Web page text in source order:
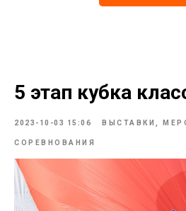
5 этап кубка
2023-10-03 15:06 ВЫСТАВКИ,
СОРЕВНОВАНИЯ